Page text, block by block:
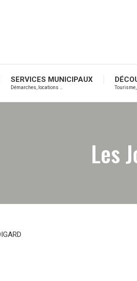
SERVICES MUNICIPAUX
Démarches, locations …
Les